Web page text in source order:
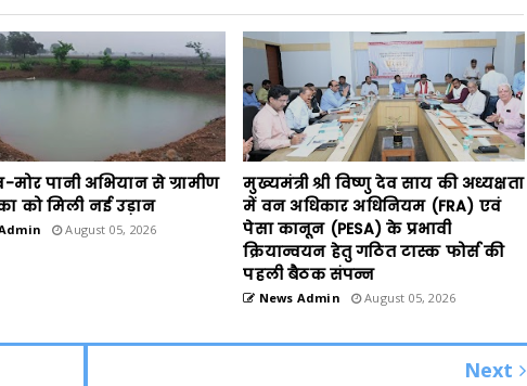
मोर पानी अभियान से ग्रामीण
को मिली नई उड़ान
August 05, 2026
मुख्यमंत्री श्री विष्णु देव साय की अध्यक्षता
में वन अधिकार अधिनियम (FRA) एवं
पेसा कानून (PESA) के प्रभावी
क्रियान्वयन हेतु गठित टास्क फोर्स की
पहली बैठक संपन्न
News Admin August 05, 2026
Next